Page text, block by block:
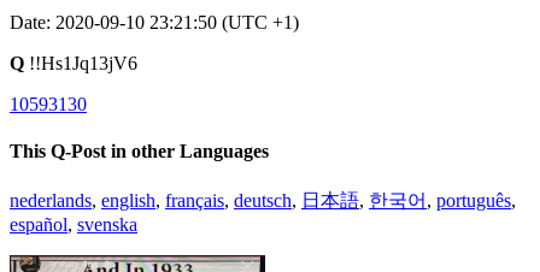
Date: 2020-09-10 23:21:50 (UTC +1)
Q !!Hs1Jq13jV6
10593130
This Q-Post in other Languages
nederlands, english, français, deutsch, 日本語, 한국어 , português,
español, svenska